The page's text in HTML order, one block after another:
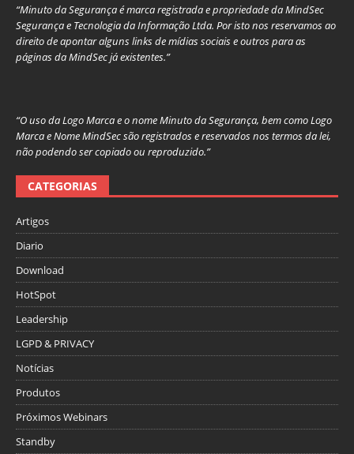
“Minuto da Segurança é marca registrada e propriedade da MindSec
Segurança e Tecnologia da Informação Ltda. Por isto nos reservamos ao
direito de apontar alguns links de mídias sociais e outros para as
páginas da MindSec já existentes.”
“O uso da Logo Marca e o nome Minuto da Segurança, bem como Logo
Marca e Nome MindSec são registrados e reservados nos termos da lei,
não podendo ser copiado ou reproduzido.”
CATEGORIAS
Artigos
Diario
Download
HotSpot
Leadership
LGPD & PRIVACY
Notícias
Produtos
Próximos Webinars
Standby